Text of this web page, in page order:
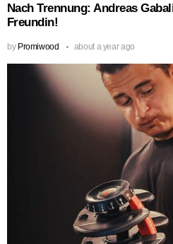
Nach Trennung: Andreas
Freundin!
by Promiwood about a year ago